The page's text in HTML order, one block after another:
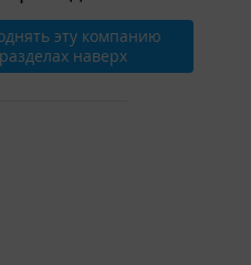
эту компанию
наверх